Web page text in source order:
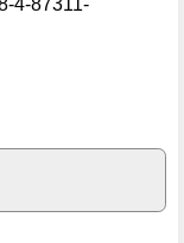
4-87311-